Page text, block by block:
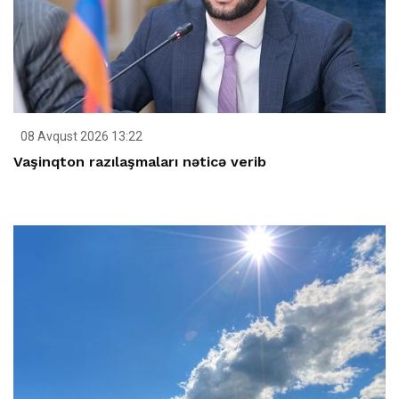
08 Avqust 2026 13:22
Vaşinqton razılaşmaları nəticə verib